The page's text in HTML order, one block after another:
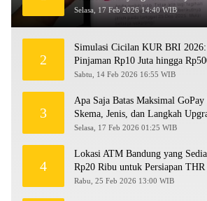
Selasa, 17 Feb 2026 14:40 WIB
2
Simulasi Cicilan KUR BRI 2026:
Pinjaman Rp10 Juta hingga
Sabtu, 14 Feb 2026 16:55 WIB
3
Apa Saja Batas Maksimal
Skema, Jenis, dan Langkah
Selasa, 17 Feb 2026 01:25 WIB
4
Lokasi ATM Bandung yang
Rp20 Ribu untuk Persiapan THR
Rabu, 25 Feb 2026 13:00 WIB